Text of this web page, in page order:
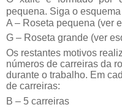
pequena. Siga o
A – Roseta pequena (ver
G – Roseta grande (ver
Os restantes motivos
números de carreiras da
durante o trabalho. Em
de carreiras:
B – 5 carreiras